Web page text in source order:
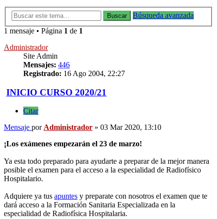
Buscar
Búsqueda avanzada
1 mensaje • Página 1 de 1
Administrador
Site Admin
Mensajes: 446
Registrado: 16 Ago 2004, 22:27
INICIO CURSO 2020/21
Citar
Mensaje por Administrador » 03 Mar 2020, 13:10
¡Los exámenes empezarán el 23 de marzo!
Ya esta todo preparado para ayudarte a preparar de la mejor manera
posible el examen para el acceso a la especialidad de Radiofísico
Hospitalario.
Adquiere ya tus apuntes y preparate con nosotros el examen que te
dará acceso a la Formación Sanitaria Especializada en la
especialidad de Radiofísica Hospitalaria.